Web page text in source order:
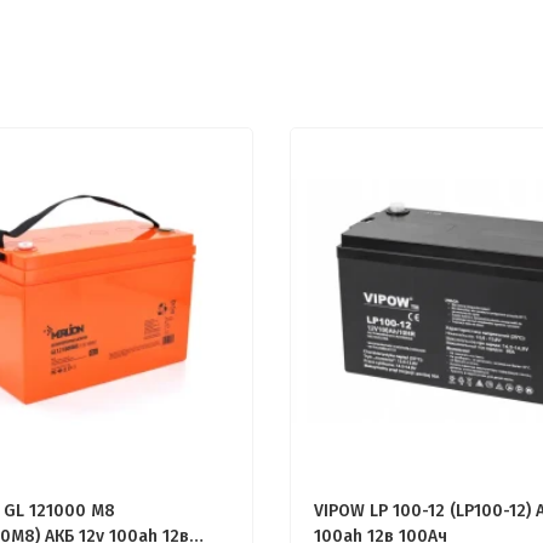
GL 121000 M8
АКБ 12v 100ah 12в
VIPOW LP 100-12 (LP100-12)
100ah 12в 100Ач